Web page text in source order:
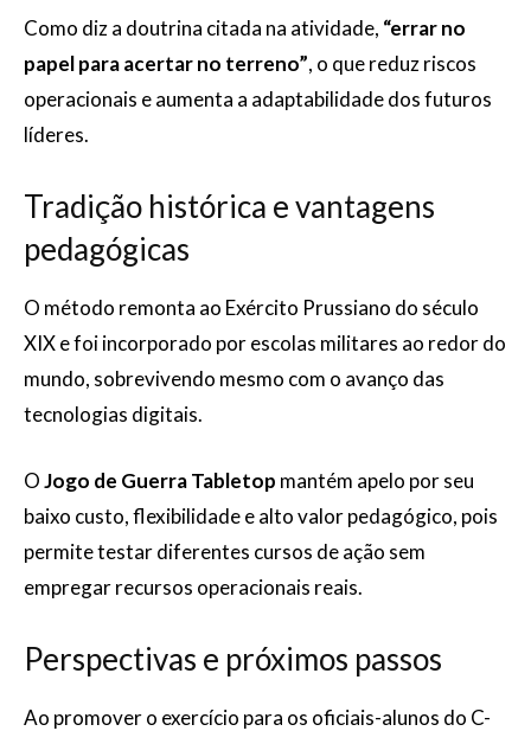
Como diz a doutrina citada na atividade, “errar no
papel para acertar no terreno”, o que reduz riscos
operacionais e aumenta a adaptabilidade dos futuros
líderes.
Tradição histórica e vantagens
pedagógicas
O método remonta ao Exército Prussiano do século
XIX e foi incorporado por escolas militares ao redor do
mundo, sobrevivendo mesmo com o avanço das
tecnologias digitais.
OJogo de Guerra Tabletop mantém apelo por seu
baixo custo, flexibilidade e alto valor pedagógico, pois
permite testar diferentes cursos de ação sem
empregar recursos operacionais reais.
Perspectivas e próximos passos
Ao promover o exercício para os oficiais-alunos do C-